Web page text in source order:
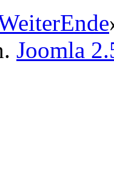
Ende
Joomla